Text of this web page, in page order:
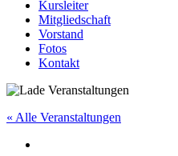
Kursleiter
Mitgliedschaft
Vorstand
Fotos
Kontakt
« Alle Veranstaltungen